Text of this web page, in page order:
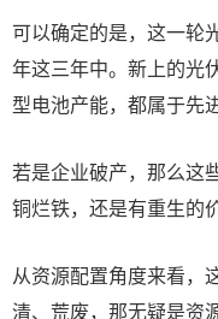
可以确定的是，这一轮
年这三年中。新上的光
型电池产能，都属于先
若是企业破产，那么这
铜烂铁，还是有重生的
从资源配置角度来看，
清、荒废，那无疑是资